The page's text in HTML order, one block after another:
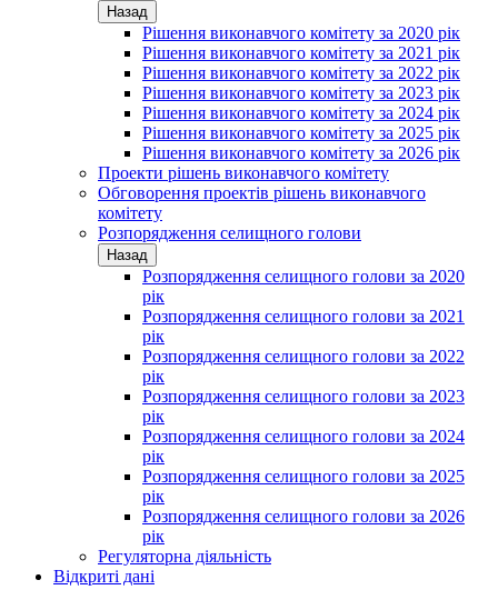
Назад
Рішення виконавчого комітету за 2020 рік
Рішення виконавчого комітету за 2021 рік
Рішення виконавчого комітету за 2022 рік
Рішення виконавчого комітету за 2023 рік
Рішення виконавчого комітету за 2024 рік
Рішення виконавчого комітету за 2025 рік
Рішення виконавчого комітету за 2026 рік
Проекти рішень виконавчого комітету
Обговорення проектів рішень виконавчого
комітету
Розпорядження селищного голови
Назад
Розпорядження селищного голови за 2020
рік
Розпорядження селищного голови за 2021
рік
Розпорядження селищного голови за 2022
рік
Розпорядження селищного голови за 2023
рік
Розпорядження селищного голови за 2024
рік
Розпорядження селищного голови за 2025
рік
Розпорядження селищного голови за 2026
рік
Регуляторна діяльність
Відкриті дані